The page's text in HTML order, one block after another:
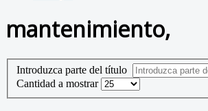
mantenimiento,
Introduzca parte del título
Cantidad a mostrar